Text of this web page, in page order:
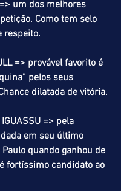
=> um dos melhores
Como tem selo
respeito.
=> provável favorito é
pelos seus
dilatada de vitória.
IGUASSU => pela
em seu último
quando ganhou de
fortíssimo candidato ao